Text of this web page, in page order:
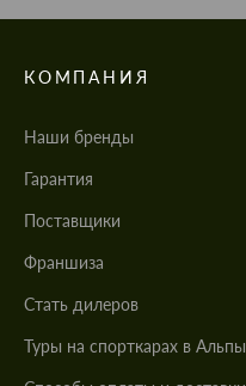
КОМПАНИЯ
Наши бренды
Гарантия
Поставщики
Франшиза
Стать дилеров
Туры на спорткарах в Альпы